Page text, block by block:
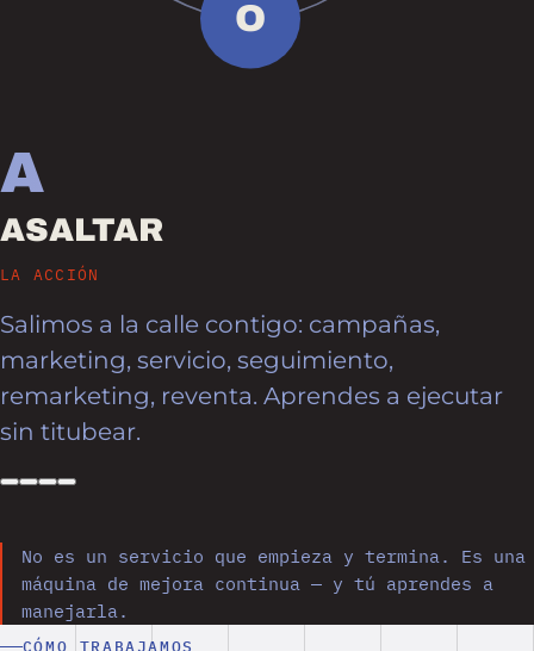
O
A
ASALTAR
LA ACCIÓN
Salimos a la calle contigo: campañas,
marketing, servicio, seguimiento,
remarketing, reventa. Aprendes a ejecutar
sin titubear.
No es un servicio que empieza y termina. Es una
máquina de mejora continua — y tú aprendes a
manejarla.